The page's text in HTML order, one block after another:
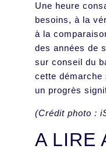
Une heure
besoins, à la
à la
des années de
sur conseil du
cette démarche
un progrès
(Crédit photo :
A LIRE